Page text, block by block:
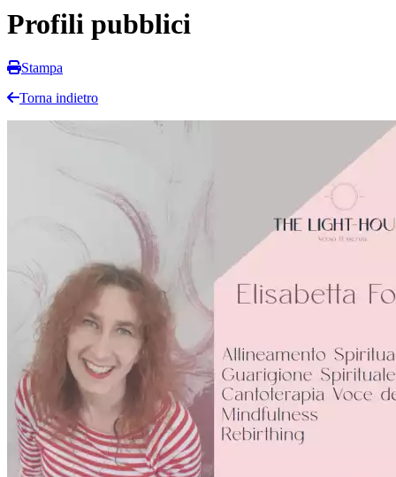
Profili pubblici
Stampa
Torna indietro